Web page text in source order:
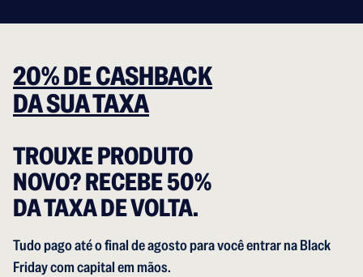
20% DE CASHBACK
DA SUA TAXA
TROUXE PRODUTO
NOVO? RECEBE 50%
DA TAXA DE VOLTA.
Tudo pago até o final de agosto para você entrar na Black
Friday com capital em mãos.